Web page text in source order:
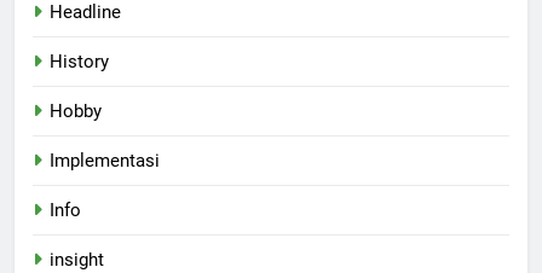
Headline
History
Hobby
Implementasi
Info
insight